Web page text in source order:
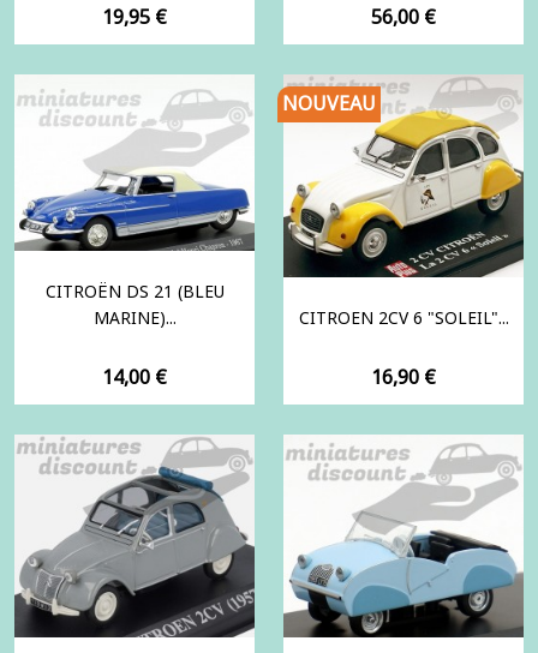
Prix
19,95 € Prix
56,00 €
CITROËN DS 21 (BLEU
MARINE)...
Prix
14,00 €
CITROEN 2CV 6 "SOLEIL"...
Prix
16,90 €
NOUVEAU